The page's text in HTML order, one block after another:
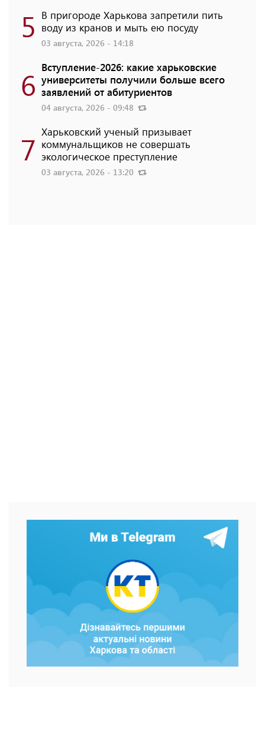
5 В пригороде Харькова запретили пить
воду из кранов и мыть ею посуду
03 августа, 2026 - 14:18
6 Вступление-2026: какие харьковские
университеты получили больше всего
заявлений от абитуриентов
04 августа, 2026 - 09:48
7 Харьковский ученый призывает
коммунальщиков не совершать
экологическое преступление
03 августа, 2026 - 13:20